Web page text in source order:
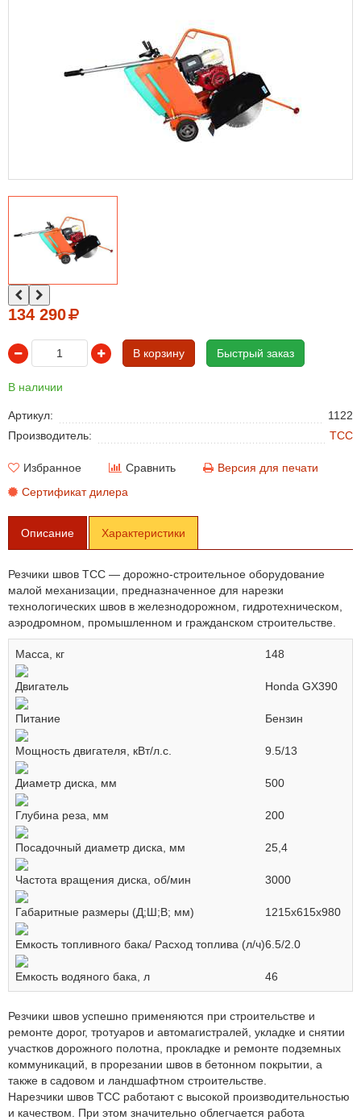
134 290
В корзину Быстрый заказ
В наличии
Артикул:
1122
Производитель:
ТСС
Избранное Сравнить
Версия для печати
Сертификат дилера
Описание Характеристики
Резчики швов ТСС — дорожно-строительное оборудование
малой механизации, предназначенное для нарезки
технологических швов в железнодорожном, гидротехническом,
аэродромном, промышленном и гражданском строительстве.
Масса, кг 148
Двигатель Honda GX390
Питание Бензин
Мощность двигателя, кВт/л.с. 9.5/13
Диаметр диска, мм 500
Глубина реза, мм 200
Посадочный диаметр диска, мм 25,4
Частота вращения диска, об/мин 3000
Габаритные размеры (Д;Ш;В; мм) 1215х615х980
Емкость топливного бака/ Расход топлива (л/ч)6.5/2.0
Емкость водяного бака, л 46
Резчики швов успешно применяются при строительстве и
ремонте дорог, тротуаров и автомагистралей, укладке и снятии
участков дорожного полотна, прокладке и ремонте подземных
коммуникаций, в прорезании швов в бетонном покрытии, а
также в садовом и ландшафтном строительстве.
Нарезчики швов ТСС работают с высокой производительностью
и качеством. При этом значительно облегчается работа